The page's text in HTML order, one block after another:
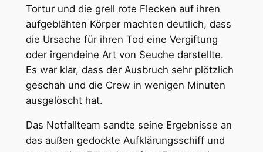
Tortur und die grell rote Flecken auf ihren
aufgeblähten Körper machten deutlich, dass
die Ursache für ihren Tod eine Vergiftung
oder irgendeine Art von Seuche darstellte.
Es war klar, dass der Ausbruch sehr plötzlich
geschah und die Crew in wenigen Minuten
ausgelöscht hat.
Das Notfallteam sandte seine Ergebnisse an
das außen gedockte Aufklärungsschiff und